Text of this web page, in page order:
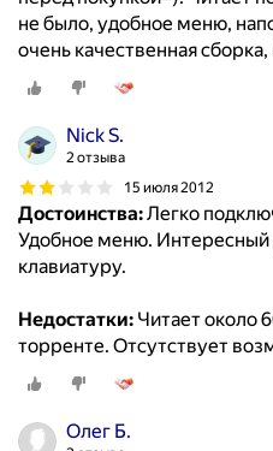
не было, удобное меню,
очень качественная
Nick S.
2 отзыва
15 июля 2012
Достоинства:Легко
Удобное меню. Интересный
клавиатуру.
Недостатки: Читает около
торренте. Отсутствует
Олег Б.